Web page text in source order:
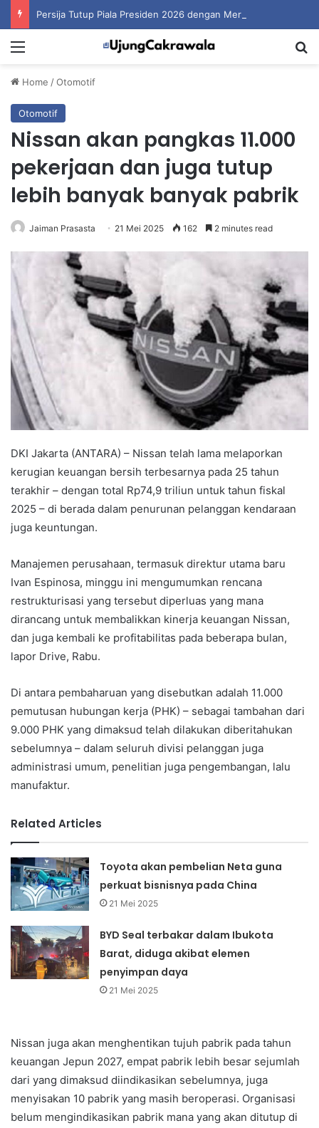
Home /Otomotif
Otomotif
Nissan akan pangkas 11.000
pekerjaan dan juga tutup
lebih banyak banyak pabrik
Jaiman Prasasta 21 Mei 2025 162 2 minutes read
DKI Jakarta (ANTARA) – Nissan telah lama melaporkan
kerugian keuangan bersih terbesarnya pada 25 tahun
terakhir – dengan total Rp74,9 triliun untuk tahun fiskal
2025 – di berada dalam penurunan pelanggan kendaraan
juga keuntungan.
Manajemen perusahaan, termasuk direktur utama baru
Ivan Espinosa, minggu ini mengumumkan rencana
restrukturisasi yang tersebut diperluas yang mana
dirancang untuk membalikkan kinerja keuangan Nissan,
dan juga kembali ke profitabilitas pada beberapa bulan,
lapor Drive, Rabu.
Di antara pembaharuan yang disebutkan adalah 11.000
pemutusan hubungan kerja (PHK) – sebagai tambahan dari
9.000 PHK yang dimaksud telah dilakukan diberitahukan
sebelumnya – dalam seluruh divisi pelanggan juga
administrasi umum, penelitian juga pengembangan, lalu
manufaktur.
Related Articles
Toyota akan pembelian Neta guna
perkuat bisnisnya pada China
21 Mei 2025
BYD Seal terbakar dalam Ibukota
Barat, diduga akibat elemen
penyimpan daya
21 Mei 2025
Nissan juga akan menghentikan tujuh pabrik pada tahun
keuangan Jepun 2027, empat pabrik lebih besar sejumlah
dari yang dimaksud diindikasikan sebelumnya, juga
menyisakan 10 pabrik yang masih beroperasi. Organisasi
belum mengindikasikan pabrik mana yang akan ditutup di